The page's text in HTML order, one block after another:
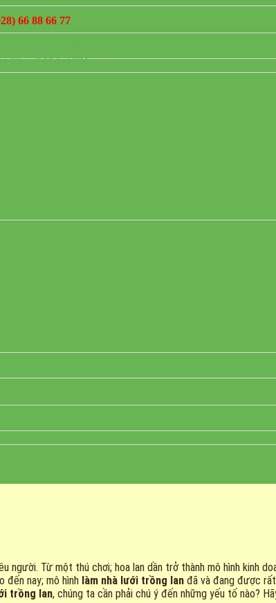
66 88 66 77
Đông. Q.12 Tp HCM
người. Từ một thú chơi; hoa lan dần trở thành mô hình kinh
đến nay; mô hình làm nhà lưới trồng lan đã và đang được
trồng lan, chúng ta cần phải chú ý đến những yếu tố nào?